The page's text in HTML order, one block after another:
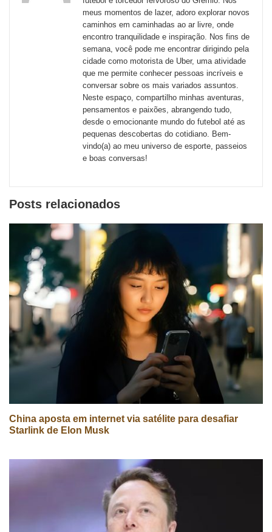
meus momentos de lazer, adoro explorar novos
caminhos em caminhadas ao ar livre, onde
encontro tranquilidade e inspiração. Nos fins de
semana, você pode me encontrar dirigindo pela
cidade como motorista de Uber, uma atividade
que me permite conhecer pessoas incríveis e
conversar sobre os mais variados assuntos.
Neste espaço, compartilho minhas aventuras,
pensamentos e paixões, abrangendo tudo,
desde o emocionante mundo do futebol até as
pequenas descobertas do cotidiano. Bem-
vindo(a) ao meu universo de esporte, passeios
e boas conversas!
Posts relacionados
China aposta em internet via satélite para desafiar
Starlink de Elon Musk